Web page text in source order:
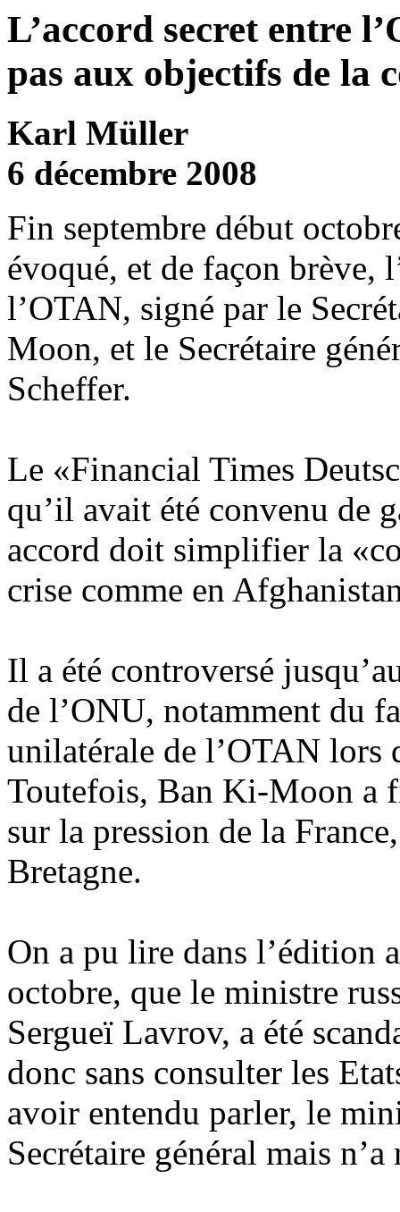
L’accord secret entre
pas aux objectifs de la
Karl Müller
6 décembre 2008
Fin septembre début
évoqué, et de façon brève,
l’OTAN, signé par le
Moon, et le Secrétaire
Scheffer.
Le «Financial Times
qu’il avait été convenu de
accord doit simplifier la
crise comme en
Il a été controversé
de l’ONU, notamment du
unilatérale de l’OTAN lors
Toutefois, Ban Ki-Moon a
sur la pression de la
Bretagne.
On a pu lire dans l’édition
octobre, que le ministre
Sergueï Lavrov, a été
donc sans consulter les
avoir entendu parler, le
Secrétaire général mais